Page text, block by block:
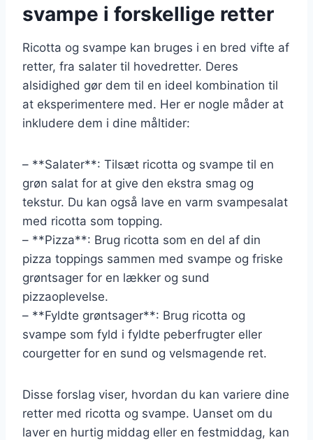
svampe i forskellige retter
Ricotta og svampe kan bruges i en bred vifte af
retter, fra salater til hovedretter. Deres
alsidighed gør dem til en ideel kombination til
at eksperimentere med. Her er nogle måder at
inkludere dem i dine måltider:
– **Salater**: Tilsæt ricotta og svampe til en
grøn salat for at give den ekstra smag og
tekstur. Du kan også lave en varm svampesalat
med ricotta som topping.
– **Pizza**: Brug ricotta som en del af din
pizza toppings sammen med svampe og friske
grøntsager for en lækker og sund
pizzaoplevelse.
– **Fyldte grøntsager**: Brug ricotta og
svampe som fyld i fyldte peberfrugter eller
courgetter for en sund og velsmagende ret.
Disse forslag viser, hvordan du kan variere dine
retter med ricotta og svampe. Uanset om du
laver en hurtig middag eller en festmiddag, kan